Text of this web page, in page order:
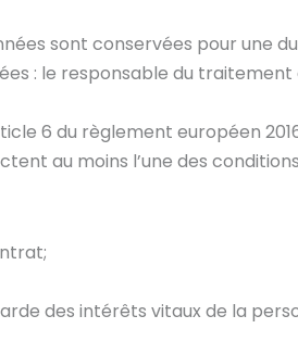
sont conservées pour une
: le responsable du traitement
6 du règlement européen
au moins l’une des
des intérêts vitaux de la